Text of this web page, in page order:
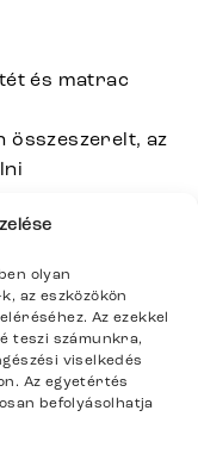
olyan
az eszközökön
Az ezekkel
teszi számunkra,
viselkedés
Az egyetértés
befolyásolhatja
és matrac
összeszerelt, az
látható
nemcsak
lehetővé teszik
történő